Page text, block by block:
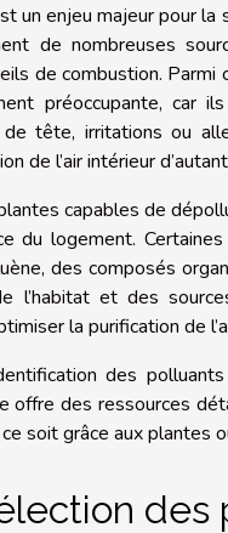
un enjeu majeur pour
de nombreuses
de combustion.
préoccupante, car
tête, irritations ou
de l’air intérieur
capables de
du logement.
des composés
l’habitat et des
la purification de
des
offre des ressources
soit grâce aux plantes
des